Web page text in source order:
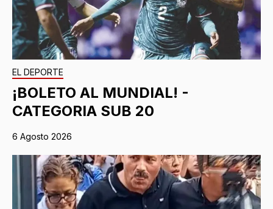
EL DEPORTE
¡BOLETO AL MUNDIAL! -
CATEGORIA SUB 20
6 Agosto 2026